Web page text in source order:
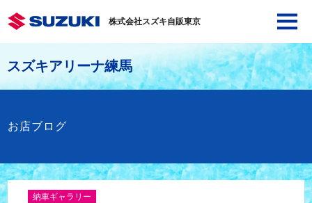
株式会社スズキ自販東京
スズキアリーナ練馬
お店ブログ
納車ギャラリー